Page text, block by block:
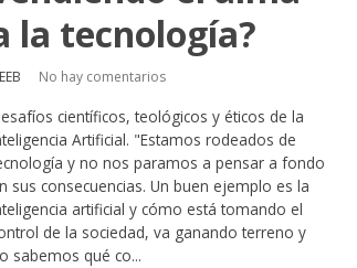
la tecnología?
No hay comentarios
científicos, teológicos y éticos de la
Artificial. "Estamos rodeados de
y no nos paramos a pensar a fondo
sus consecuencias. Un buen ejemplo es la
artificial y cómo está tomando el
de la sociedad, va ganando terreno y
sabemos qué co...